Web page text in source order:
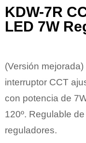
KDW-7R
LED 7W
(Versión mejorada)
interruptor CCT
con potencia de
120º. Regulable
reguladores.